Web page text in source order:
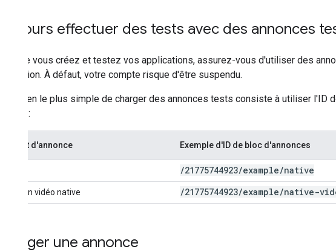
Toujours effectuer des tests avec des annonces
Lorsque vous créez et testez vos applications, assurez-vous d'utiliser des
production. À défaut, votre compte risque d'être suspendu.
Le moyen le plus simple de charger des annonces tests consiste à utiliser l'ID
natives :
Format d'annonce Exemple d'ID de bloc d'annonces
/21775744923/example/native
Création vidéo native /21775744923/example/native-
Charger une annonce